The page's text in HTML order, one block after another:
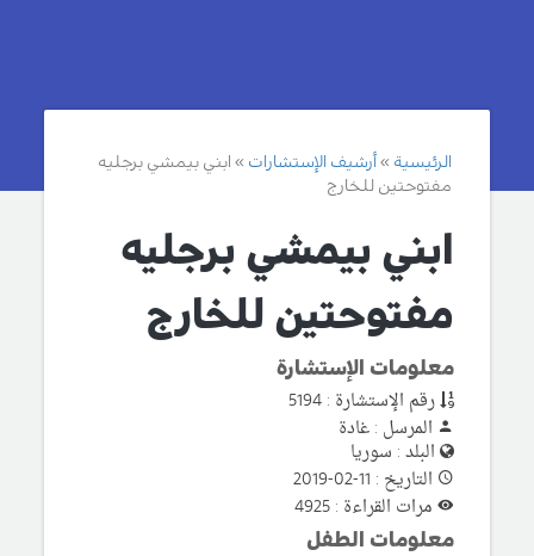
الرئيسية أرشيف الإستشارات
ابني بيمشي برجليه
مفتوحتين للخارج
ابني بيمشي برجليه
مفتوحتين للخارج
معلومات الإستشارة
رقم الإستشارة : 5194
المرسل : غادة
البلد : سوريا
التاريخ : 11-02-2019
مرات القراءة : 4925
معلومات الطفل